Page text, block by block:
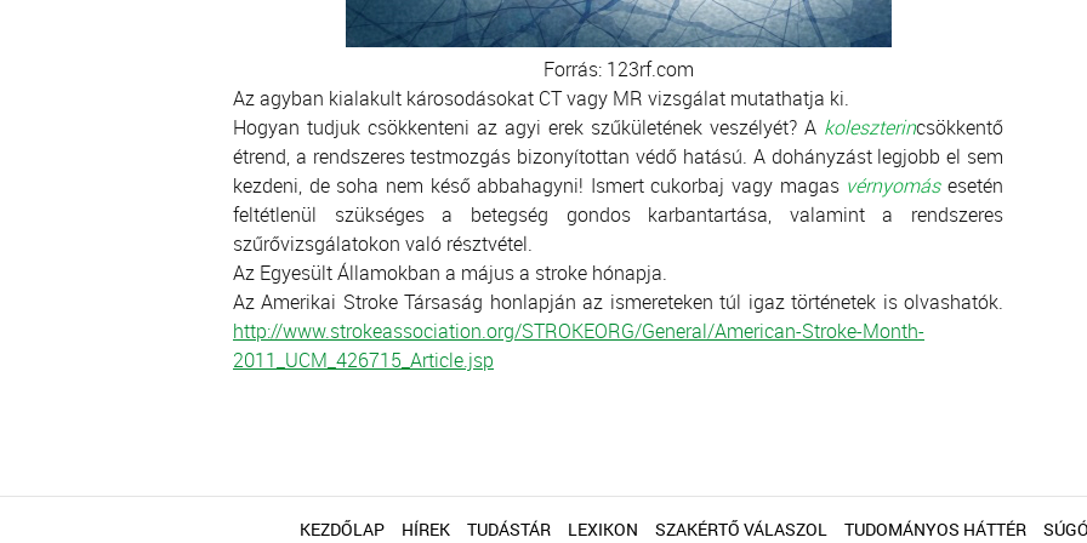
Forrás: 123rf.com
Az agyban kialakult károsodásokat CT vagy MR vizsgálat mutathatja ki.
Hogyan tudjuk csökkenteni az agyi erek szűkületének veszélyét? A koleszterincsökkentő
étrend, a rendszeres testmozgás bizonyítottan védő hatású. A dohányzást legjobb el sem
kezdeni, de soha nem késő abbahagyni! Ismert cukorbaj vagy magas vérnyomásesetén
feltétlenül szükséges a betegség gondos karbantartása, valamint a rendszeres
szűrővizsgálatokon való résztvétel.
Az Egyesült Államokban a május a stroke hónapja.
Az Amerikai Stroke Társaság honlapján az ismereteken túl igaz történetek is olvashatók.
http://www.strokeassociation.org/STROKEORG/General/American-Stroke-Month-
2011_UCM_426715_Article.jsp
KEZDŐLAP HÍREK TUDÁSTÁR LEXIKON SZAKÉRTŐ VÁLASZOL TUDOMÁNYOS HÁTTÉR